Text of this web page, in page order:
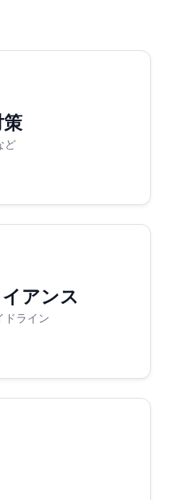
ど
アンス
ドライン